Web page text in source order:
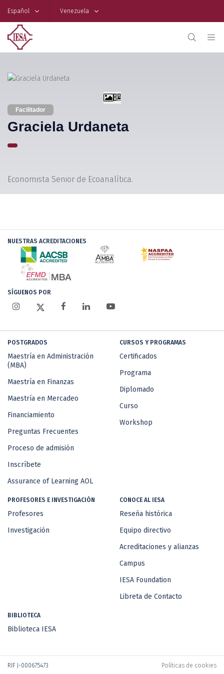
Español Venezuela
Facilitador
Graciela Urdaneta
Economista Senior de Ecoanalítica.
NUESTRAS ACREDITACIONES
SÍGUENOS POR
POSTGRADOS
Maestría en Administración
(MBA)
Maestría en Finanzas
Maestría en Mercadeo
Financiamiento
Preguntas Frecuentes
Proceso de admisión
Inscríbete
Assurance of Learning AOL
CURSOS Y PROGRAMAS
Certificados
Programa
Diplomado
Curso
Workshop
PROFESORES E INVESTIGACIÓN
Profesores
Investigación
CONOCE AL IESA
Reseña histórica
Equipo directivo
Acreditaciones y alianzas
Campus
IESA Foundation
Libreta de Contacto
BIBLIOTECA
Biblioteca IESA
RIF J-000675473 Políticas de cookies